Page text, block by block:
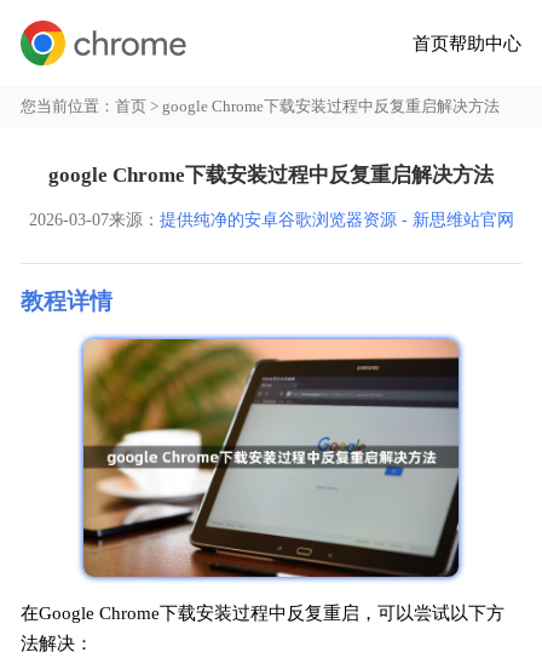
首页帮助中心
您当前位置：首页 > google Chrome下载安装过程中反复重启解决方法
google Chrome下载安装过程中反复重启解决方法
2026-03-07来源： 提供纯净的安卓谷歌浏览器资源 - 新思维站官网
教程详情
在Google Chrome下载安装过程中反复重启，可以尝试以下方
法解决：